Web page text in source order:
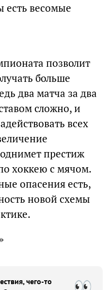
есть весомые
позволит
больше
два матча за два
сложно, и
всех
престиж
хоккею с мячом.
опасения есть,
новой схемы
чего-то